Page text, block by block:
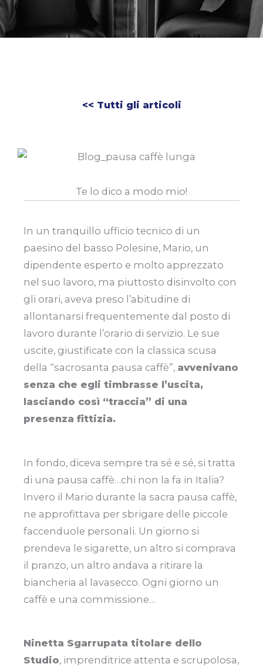
<< Tutti gli articoli
Te lo dico a modo mio!
In un tranquillo ufficio tecnico di un
paesino del basso Polesine, Mario, un
dipendente esperto e molto apprezzato
nel suo lavoro, ma piuttosto disinvolto con
gli orari, aveva preso l’abitudine di
allontanarsi frequentemente dal posto di
lavoro durante l’orario di servizio. Le sue
uscite, giustificate con la classica scusa
della “sacrosanta pausa caffè”, avvenivano
senza che egli timbrasse l’uscita,
lasciando così “traccia” di una
presenza fittizia.
In fondo, diceva sempre tra sé e sé, si tratta
di una pausa caffè…chi non la fa in Italia?
Invero il Mario durante la sacra pausa caffè,
ne approfittava per sbrigare delle piccole
faccenduole personali. Un giorno si
prendeva le sigarette, un altro si comprava
il pranzo, un altro andava a ritirare la
biancheria al lavasecco. Ogni giorno un
caffè e una commissione…
Ninetta Sgarrupata titolare dello
Studio, imprenditrice attenta e scrupolosa,